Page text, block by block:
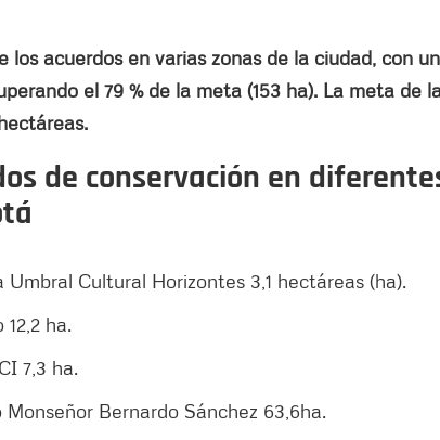
acuerdos en varias zonas de la ciudad, con
el 79 % de la meta (153 ha). La meta de
de conservación en
Umbral Cultural Horizontes 3,1 hectáreas (ha).
ha.
7,3 ha.
Bernardo Sánchez 63,6ha.